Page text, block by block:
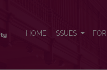
HOME ISSUES